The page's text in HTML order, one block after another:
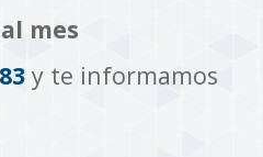
mes
y te informamos